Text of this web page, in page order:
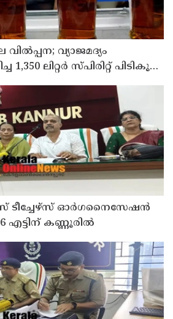
വ്യാജമദ്യം
ലിറ്റർ സ്പിരിറ്റ് പിടികൂടി;
ടീച്ചേഴ്സ് ഓർഗനൈസേഷൻ
എട്ടിന് കണ്ണൂരിൽ